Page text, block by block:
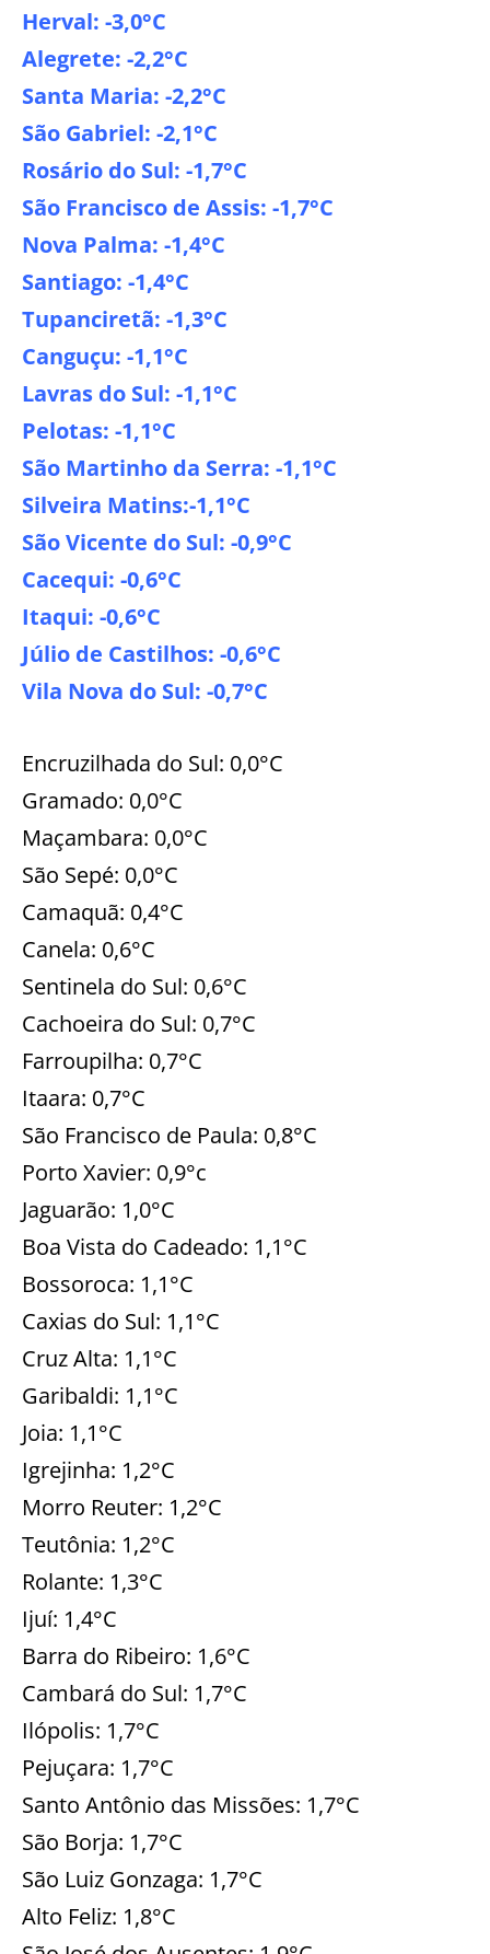
Herval: -3,0°C
Alegrete: -2,2°C
Santa Maria: -2,2°C
São Gabriel: -2,1°C
Rosário do Sul: -1,7°C
São Francisco de Assis: -1,7°C
Nova Palma: -1,4°C
Santiago: -1,4°C
Tupanciretã: -1,3°C
Canguçu: -1,1°C
Lavras do Sul: -1,1°C
Pelotas: -1,1°C
São Martinho da Serra: -1,1°C
Silveira Matins:-1,1°C
São Vicente do Sul: -0,9°C
Cacequi: -0,6°C
Itaqui: -0,6°C
Júlio de Castilhos: -0,6°C
Vila Nova do Sul: -0,7°C
Encruzilhada do Sul: 0,0°C
Gramado: 0,0°C
Maçambara: 0,0°C
São Sepé: 0,0°C
Camaquã: 0,4°C
Canela: 0,6°C
Sentinela do Sul: 0,6°C
Cachoeira do Sul: 0,7°C
Farroupilha: 0,7°C
Itaara: 0,7°C
São Francisco de Paula: 0,8°C
Porto Xavier: 0,9°c
Jaguarão: 1,0°C
Boa Vista do Cadeado: 1,1°C
Bossoroca: 1,1°C
Caxias do Sul: 1,1°C
Cruz Alta: 1,1°C
Garibaldi: 1,1°C
Joia: 1,1°C
Igrejinha: 1,2°C
Morro Reuter: 1,2°C
Teutônia: 1,2°C
Rolante: 1,3°C
Ijuí: 1,4°C
Barra do Ribeiro: 1,6°C
Cambará do Sul: 1,7°C
Ilópolis: 1,7°C
Pejuçara: 1,7°C
Santo Antônio das Missões: 1,7°C
São Borja: 1,7°C
São Luiz Gonzaga: 1,7°C
Alto Feliz: 1,8°C